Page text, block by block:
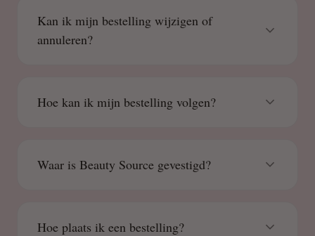
Kan ik mijn bestelling wijzigen of
annuleren?
Hoe kan ik mijn bestelling volgen?
Waar is Beauty Source gevestigd?
Hoe plaats ik een bestelling?